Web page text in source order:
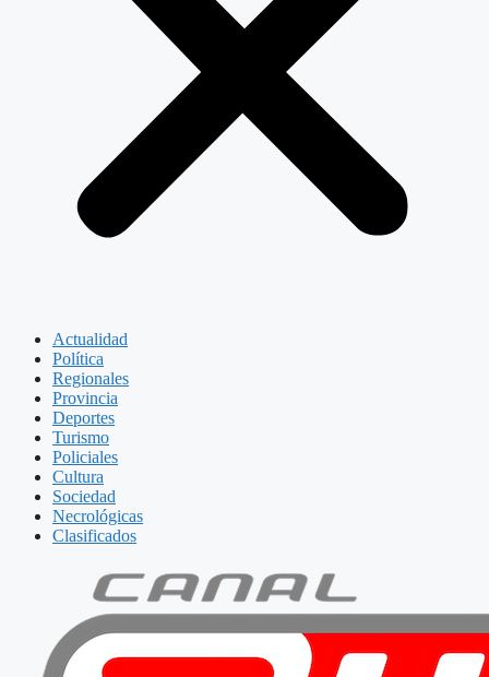
Actualidad
Política
Regionales
Provincia
Deportes
Turismo
Policiales
Cultura
Sociedad
Necrológicas
Clasificados